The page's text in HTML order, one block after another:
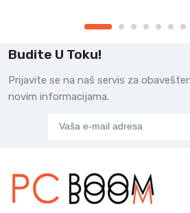
Budite U Toku!
Prijavite se na naš servis za
novim informacijama.